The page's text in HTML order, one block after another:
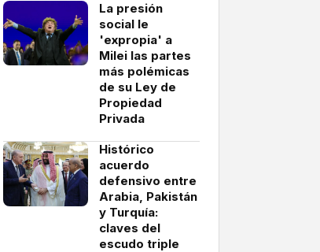
La presión
social le
'expropia' a
Milei las partes
más polémicas
de su Ley de
Propiedad
Privada
Histórico
acuerdo
defensivo entre
Arabia, Pakistán
y Turquía:
claves del
escudo triple